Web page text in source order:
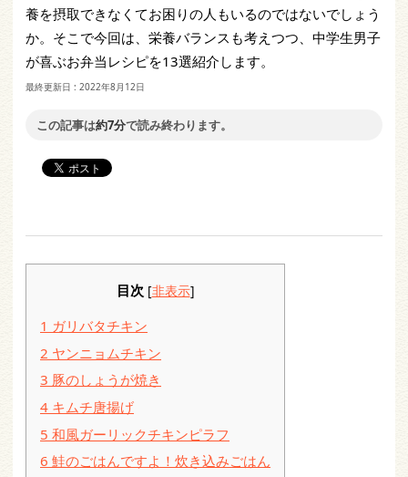
養を摂取できなくてお困りの人もいるのではないでしょう
か。そこで今回は、栄養バランスも考えつつ、中学生男子
が喜ぶお弁当レシピを13選紹介します。
最終更新日 : 2022年8月12日
この記事は約7分で読み終わります。
目次 [非表示]
1 ガリバタチキン
2 ヤンニョムチキン
3 豚のしょうが焼き
4 キムチ唐揚げ
5 和風ガーリックチキンピラフ
6 鮭のごはんですよ！炊き込みごはん